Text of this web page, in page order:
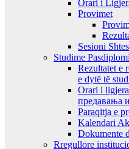
Orari i
Provimet
Sesioni
Studime
Rezultatet e
e dytë të
Orari i
предавањa
Paraqitja e
Kalendari
Dokumente
Rregullore